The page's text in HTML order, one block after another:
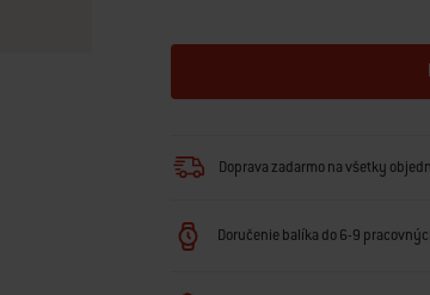
Doprava zadarmo na všetky
Doručenie balíka do 6-9